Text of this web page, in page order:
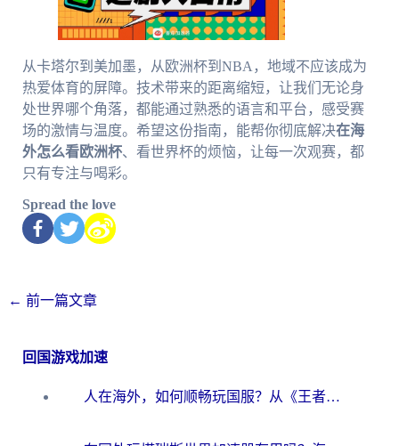
从卡塔尔到美加墨，从欧洲杯到NBA，地域不应该成为
热爱体育的屏障。技术带来的距离缩短，让我们无论身
处世界哪个角落，都能通过熟悉的语言和平台，感受赛
场的激情与温度。希望这份指南，能帮你彻底解决在海
外怎么看欧洲杯、看世界杯的烦恼，让每一次观赛，都
只有专注与喝彩。
Spread the love
← 前一篇文章
回国游戏加速
人在海外，如何顺畅玩国服？从《王者荣耀》到《云图计划》的加速器终极指南